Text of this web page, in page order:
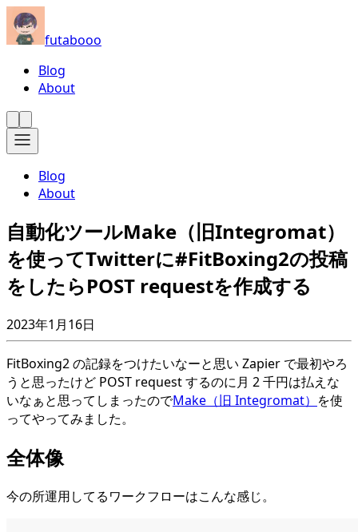
futabooo
Blog
About
Blog
About
自動化ツールMake（旧Integromat）
を使ってTwitterに#FitBoxing2の投稿
をしたらPOST requestを作成する
2023年1月16日
FitBoxing2 の記録をつけたいなーと思い Zapier で最初やろ
うと思ったけど POST request するのに月 2 千円は払えな
いなぁと思ってしまったのでMake（旧 Integromat） を使
ってやってみました。
全体像
今の所運用してるワークフローはこんな感じ。